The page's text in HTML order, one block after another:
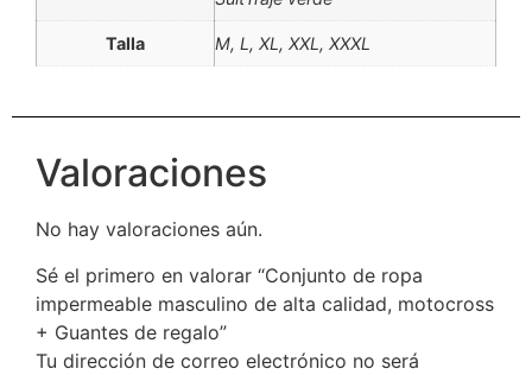
Talla M, L, XL, XXL, XXXL
Valoraciones
No hay valoraciones aún.
Sé el primero en valorar “Conjunto de ropa
impermeable masculino de alta calidad, motocross
+ Guantes de regalo”
Tu dirección de correo electrónico no será